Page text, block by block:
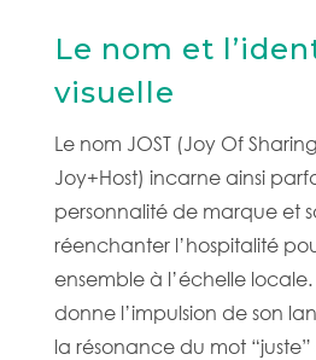
Le nom et
visuelle
Le nom JOST (Joy Of
Joy+Host) incarne ainsi
personnalité de marque et
réenchanter l’hospitalité
ensemble à l’échelle locale.
donne l’impulsion de son
la résonance du mot “juste”